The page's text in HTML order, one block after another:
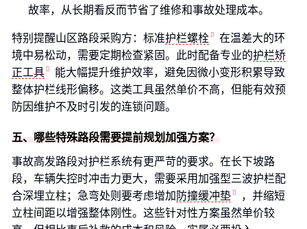
故率，从长期看反而节省了维修和事故处理成本。
特别提醒山区路段采购方：标准护栏螺栓
在温差大的环
境中易松动，需要定期检查紧固。此时配备专业的护栏矫
正工具
能大幅提升维护效率，避免因微小变形积累导致
整体护栏线形偏移。这类工具虽然单价不高，但能有效预
防因维护不及时引发的连锁问题。
五、哪些特殊路段需要提前规划加强方案？
事故高发路段对护栏系统有更严苛的要求。在长下坡路
段，车辆失控时冲击力更大，需要采用加强型三波护栏配
合深埋立柱；急弯处则要考虑增加 防撞缓冲垫
，并缩短
立柱间距以增强整体刚性。这些针对性方案虽然单价较